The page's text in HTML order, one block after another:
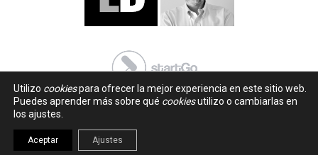
Utilizo cookiespara ofrecer la mejor experiencia en este sitio web.
Puedes aprender más sobre qué cookiesutilizo o cambiarlas en
los ajustes.
Aceptar Ajustes